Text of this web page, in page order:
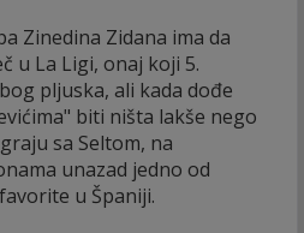
Zinedina Zidana ima da
u La Ligi, onaj koji 5.
pljuska, ali kada dođe
biti ništa lakše nego
sa Seltom, na
unazad jedno od
u Španiji.